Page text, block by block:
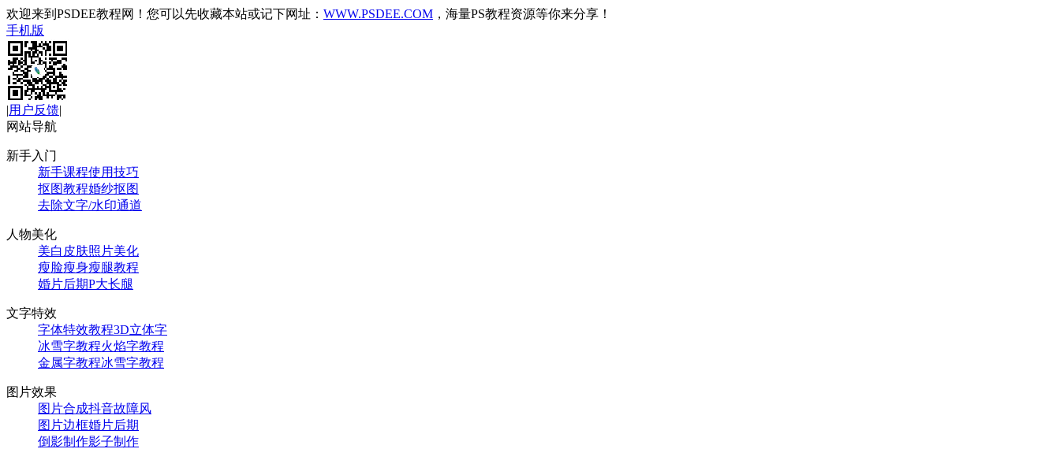
欢迎来到PSDEE教程网！您可以先收藏本站或记下网址： WWW.PSDEE.COM ，海量PS教程资源等你来分享！
手机版
|用户反馈|
网站导航
新手入门
新手课程使用技巧
抠图教程婚纱抠图
去除文字/水印通道
人物美化
美白皮肤照片美化
瘦脸瘦身瘦腿教程
婚片后期P大长腿
文字特效
字体特效教程3D立体字
冰雪字教程火焰字教程
金属字教程冰雪字教程
图片效果
图片合成抖音故障风
图片边框婚片后期
倒影制作影子制作